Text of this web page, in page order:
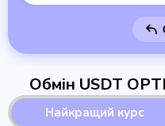
Обмін USDT
Найкращий курс